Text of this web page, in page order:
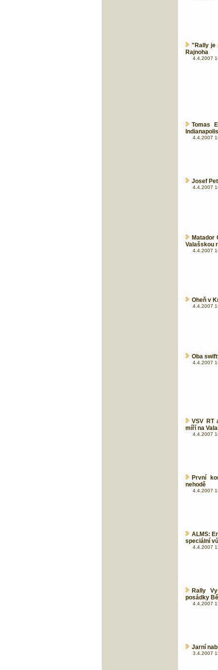
"Rally je
Rajnoha
4.4.2007
Tomas
Indianapolis
4.4.2007
Josef
4.4.2007
Matador
Valašskou
4.4.2007
Oheň v
4.4.2007
Oba
4.4.2007
VSV RT
míří na
4.4.2007
První
nehodě
4.4.2007
ALMS:
speciální
4.4.2007
Rally
posádky
4.4.2007
Jarní
3.4.2007